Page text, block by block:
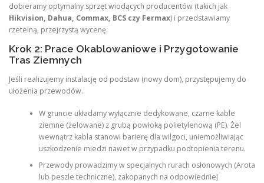
dobieramy optymalny sprzęt wiodących producentów (takich jak
Hikvision, Dahua, Commax, BCS czy Fermax) i przedstawiamy
rzetelną, przejrzystą wycenę.
Krok 2: Prace Okablowaniowe i Przygotowanie
Tras Ziemnych
Jeśli realizujemy instalację od podstaw (nowy dom), przystępujemy do
ułożenia przewodów.
W gruncie układamy wyłącznie dedykowane, czarne kable
ziemne (żelowane) z grubą powłoką polietylenową (PE). Żel
wewnątrz kabla stanowi barierę dla wilgoci, uniemożliwiając
uszkodzenie miedzi nawet w przypadku podtopienia terenu.
Przewody prowadzimy w specjalnych rurach osłonowych (Arota
lub peszle techniczne), zakopanych na odpowiedniej